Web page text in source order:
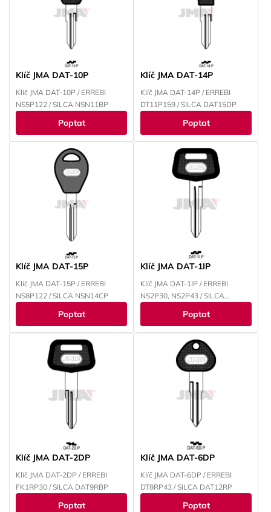
Klíč JMA DAT-10P
Klíč JMA DAT-10P / ERREBI
NS5P122 / SILCA NSN11BP
Poptat
Klíč JMA DAT-14P
Klíč JMA DAT-14P / ERREBI
DT11P159 / SILCA DAT15DP
Poptat
Klíč JMA DAT-15P
Klíč JMA DAT-15P / ERREBI
NS8P122 / SILCA NSN14CP
Poptat
Klíč JMA DAT-1IP
Klíč JMA DAT-1IP / ERREBI
NS2P30, NS2P43 / SILCA
Poptat
Klíč JMA DAT-2DP
Klíč JMA DAT-2DP / ERREBI
FK1RP30 / SILCA DAT9RBP
Poptat
Klíč JMA DAT-6DP
Klíč JMA DAT-6DP / ERREBI
DT8RP43 / SILCA DAT12RP
Poptat